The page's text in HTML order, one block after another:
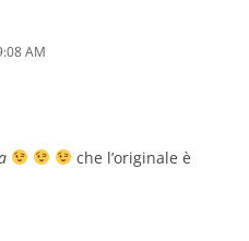
AM
che l’originale è